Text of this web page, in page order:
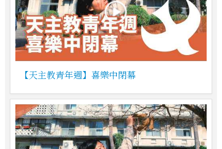
【天主教青年週】喜樂中閉幕